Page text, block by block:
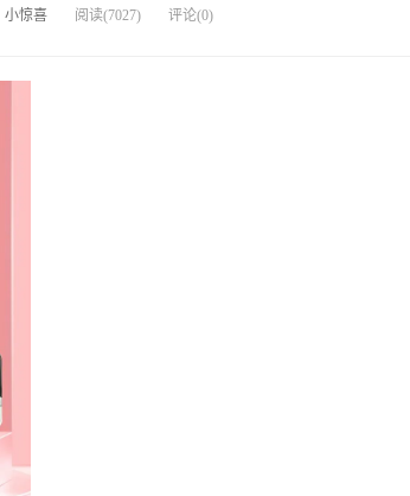
小惊喜 阅读(7027) 评论(0)